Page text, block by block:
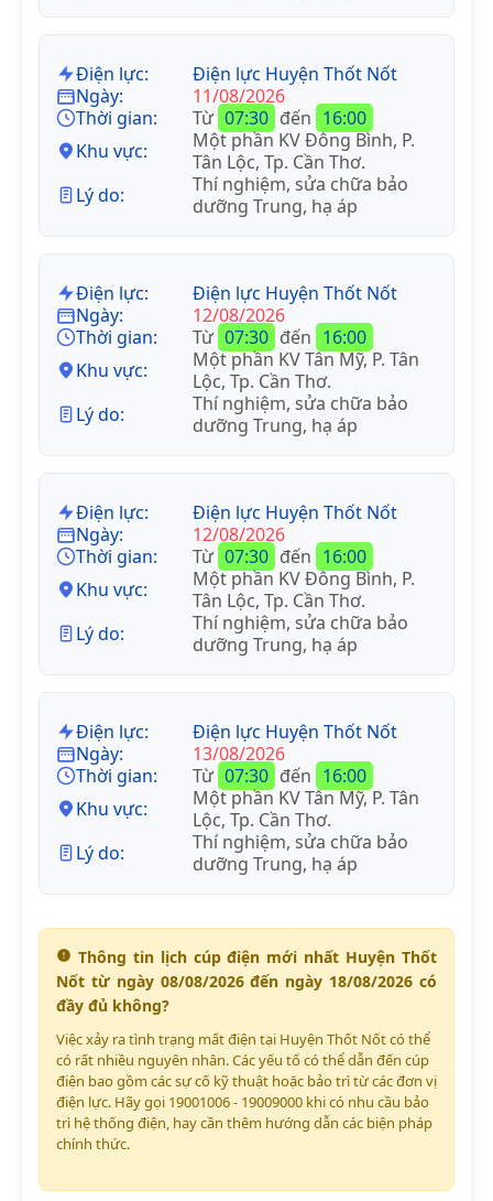
Điện lực:
Điện lực Huyện Thốt Nốt
Ngày:
11/08/2026
Thời gian:
Từ 07:30 đến 16:00
Khu vực:
Một phần KV Đông Bình, P.
Tân Lộc, Tp. Cần Thơ.
Lý do:
Thí nghiệm, sửa chữa bảo
dưỡng Trung, hạ áp
Điện lực:
Điện lực Huyện Thốt Nốt
Ngày:
12/08/2026
Thời gian:
Từ 07:30 đến 16:00
Khu vực:
Một phần KV Tân Mỹ, P. Tân
Lộc, Tp. Cần Thơ.
Lý do:
Thí nghiệm, sửa chữa bảo
dưỡng Trung, hạ áp
Điện lực:
Điện lực Huyện Thốt Nốt
Ngày:
12/08/2026
Thời gian:
Từ 07:30 đến 16:00
Khu vực:
Một phần KV Đông Bình, P.
Tân Lộc, Tp. Cần Thơ.
Lý do:
Thí nghiệm, sửa chữa bảo
dưỡng Trung, hạ áp
Điện lực:
Điện lực Huyện Thốt Nốt
Ngày:
13/08/2026
Thời gian:
Từ 07:30 đến 16:00
Khu vực:
Một phần KV Tân Mỹ, P. Tân
Lộc, Tp. Cần Thơ.
Lý do:
Thí nghiệm, sửa chữa bảo
dưỡng Trung, hạ áp
Thông tin lịch cúp điện mới nhất Huyện Thốt
Nốt từ ngày 08/08/2026 đến ngày 18/08/2026 có
đầy đủ không?
Việc xảy ra tình trạng mất điện tại Huyện Thốt Nốt có thể
có rất nhiều nguyên nhân. Các yếu tố có thể dẫn đến cúp
điện bao gồm các sự cố kỹ thuật hoặc bảo trì từ các đơn vị
điện lực. Hãy gọi 19001006 - 19009000 khi có nhu cầu bảo
trì hệ thống điện, hay cần thêm hướng dẫn các biện pháp
chính thức.